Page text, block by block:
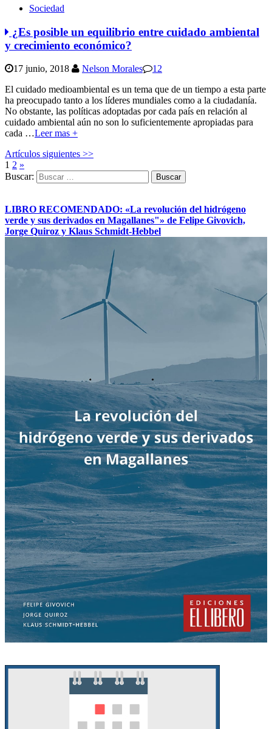
Sociedad
¿Es posible un equilibrio entre cuidado ambiental
y crecimiento económico?
17 junio, 2018 Nelson Morales
12
El cuidado medioambiental es un tema que de un tiempo a esta parte
ha preocupado tanto a los líderes mundiales como a la ciudadanía.
No obstante, las políticas adoptadas por cada país en relación al
cuidado ambiental aún no son lo suficientemente apropiadas para
cada …Leer mas +
Artículos siguientes >>
1 2 »
Buscar:
LIBRO RECOMENDADO: «La revolución del hidrógeno
verde y sus derivados en Magallanes"» de Felipe Givovich,
Jorge Quiroz y Klaus Schmidt-Hebbel